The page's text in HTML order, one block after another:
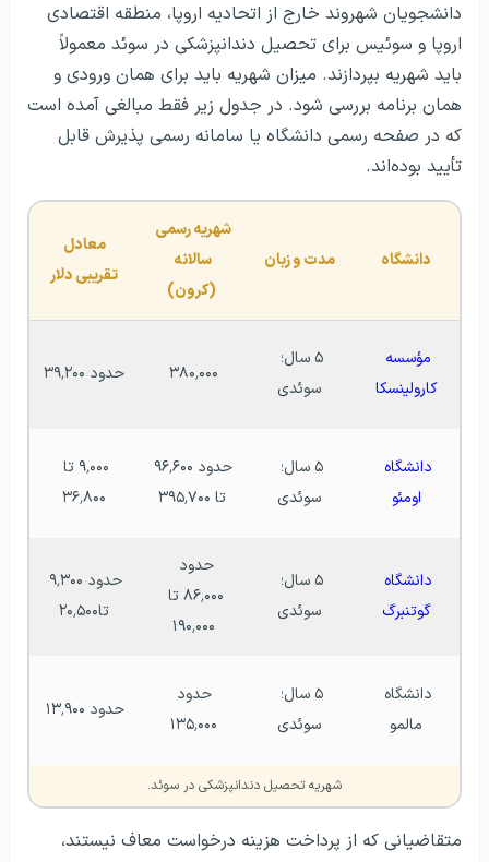
دانشجویان شهروند خارج از اتحادیه اروپا، منطقه اقتصادی
اروپا و سوئیس برای تحصیل دندانپزشکی در سوئد معمولاً
باید شهریه بپردازند. میزان شهریه باید برای همان ورودی و
همان برنامه بررسی شود. در جدول زیر فقط مبالغی آمده است
که در صفحه رسمی دانشگاه یا سامانه رسمی پذیرش قابل
تأیید بوده‌اند.
دانشگاه مدت و زبان
(کرون)
تقریبی دلار
کارولینسکا
سوئدی
۳۸۰٬۰۰۰ حدود ۳۹٬۲۰۰
اومئو
سوئدی
تا ۳۹۵٬۷۰۰
۳۶٬۸۰۰
گوتنبرگ
سوئدی
۱۹۰٬۰۰۰
تا۲۰٬۵۰۰
مالمو
سوئدی
۱۳۵٬۰۰۰
حدود ۱۳٬۹۰۰
شهریه تحصیل دندانپزشکی در سوئد.
متقاضیانی که از پرداخت هزینه درخواست معاف نیستند،